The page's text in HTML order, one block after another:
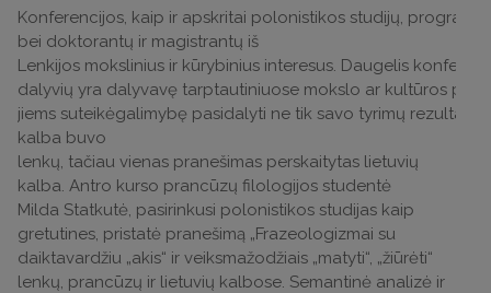
Konferencijos, kaip ir apskritai polonistikos studijų,
bei doktorantų ir magistrantų iš
Lenkijos mokslinius ir kūrybinius interesus. Daugelis
dalyvių yra dalyvavę tarptautiniuose mokslo ar kultūros
jiems suteikėgalimybę pasidalyti ne tik savo tyrimų
kalba buvo
lenkų, tačiau vienas pranešimas perskaitytas lietuvių
kalba. Antro kurso prancūzų filologijos studentė
Milda Statkutė, pasirinkusi polonistikos studijas kaip
gretutines, pristatė pranešimą „Frazeologizmai su
daiktavardžiu „akis“ ir veiksmažodžiais „matyti“, „žiūrėti“
lenkų, prancūzų ir lietuvių kalbose. Semantinė analizė ir